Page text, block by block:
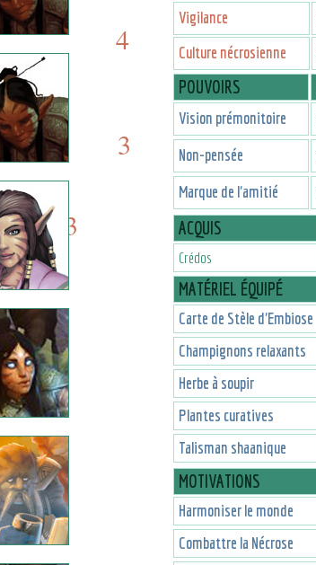
Vigilance
Culture nécrosienne
POUVOIRS
Vision prémonitoire
Non-pensée
Marque de l'amitié
ACQUIS
Crédos
MATÉRIEL ÉQUIPÉ
Carte de Stèle d'Embiose
Champignons relaxants
Herbe à soupir
Plantes curatives
Talisman shaanique
MOTIVATIONS
Harmoniser le monde
Combattre la Nécrose
4
3
3